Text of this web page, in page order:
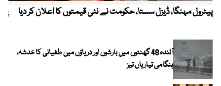
پیٹرول مہنگا، ڈیزل سستا، حکومت نے نئی قیمتوں کا اعلان کر دیا
آئندہ 48 گھنٹوں میں بارشوں اور دریاؤں میں طغیانی کا خدشہ،
ہنگامی تیاریاں تیز